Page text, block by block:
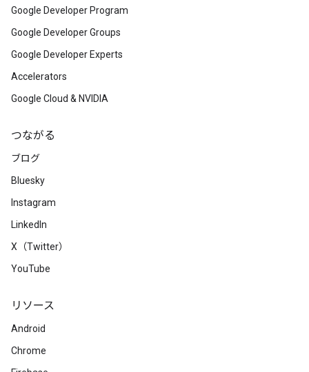
Google Developer Program
Google Developer Groups
Google Developer Experts
Accelerators
Google Cloud & NVIDIA
つながる
ブログ
Bluesky
Instagram
LinkedIn
X（Twitter）
YouTube
リソース
Android
Chrome